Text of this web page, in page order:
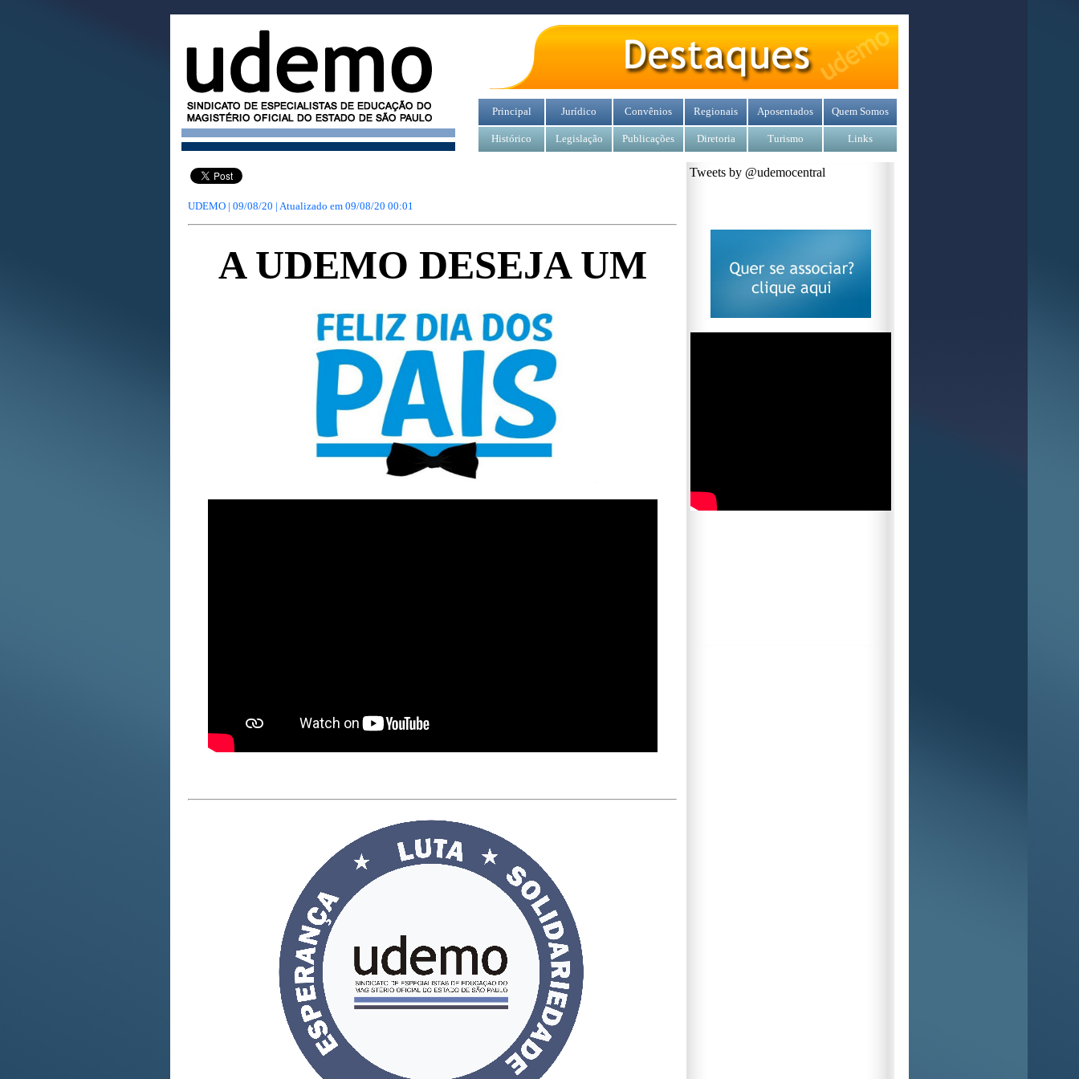
Principal Jurídico Convênios Regionais Aposentados Quem Somos
Histórico Legislação Publicações Diretoria Turismo Links
UDEMO | 09/08/20 | Atualizado em 09/08/20 00:01
A UDEMO DESEJA UM
Tweets by @udemocentral